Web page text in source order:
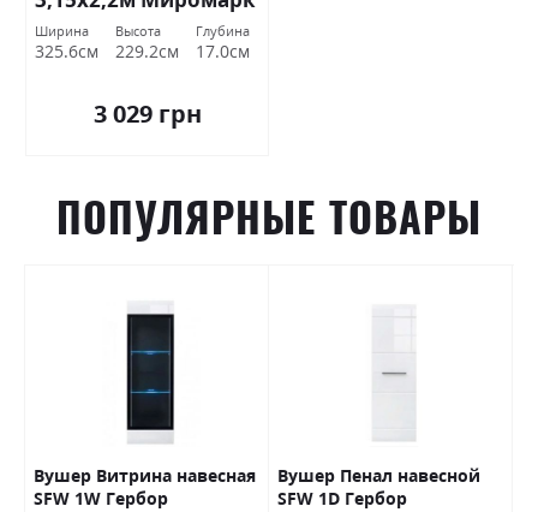
Ширина
325.6см
Высота
229.2см
Глубина
17.0см
3 029 грн
ПОПУЛЯРНЫЕ ТОВАРЫ
Вушер Витрина навесная
SFW 1W Гербор
Вушер Пенал навесной
SFW 1D Гербор